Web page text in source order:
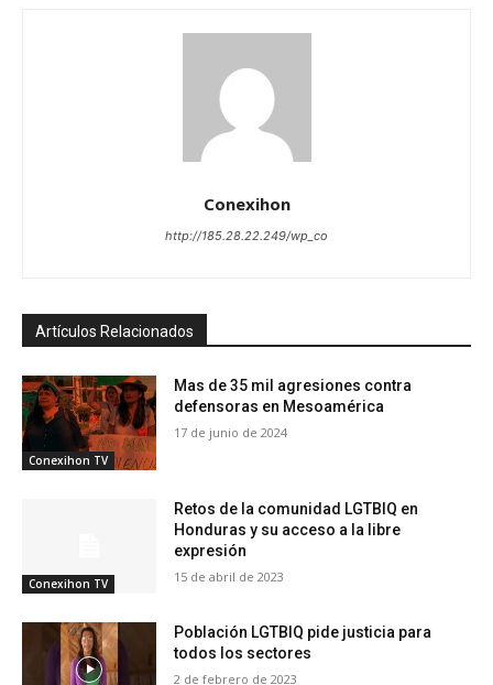
Conexihon
http://185.28.22.249/wp_co
Artículos Relacionados
Conexihon TV
Mas de 35 mil agresiones contra
defensoras en Mesoamérica
17 de junio de 2024
Conexihon TV
Retos de la comunidad LGTBIQ en
Honduras y su acceso a la libre
expresión
15 de abril de 2023
Población LGTBIQ pide justicia para
todos los sectores
2 de febrero de 2023